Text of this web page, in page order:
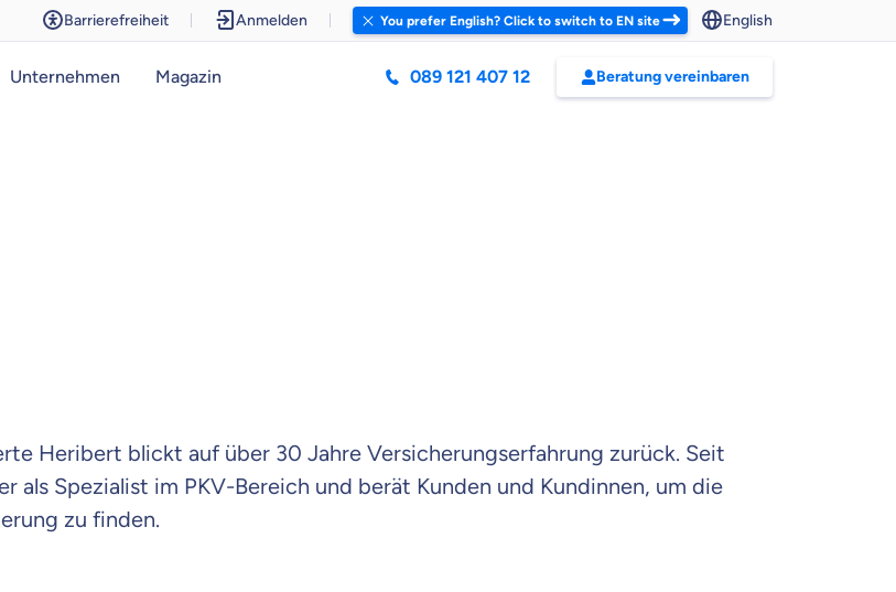
Barrierefreiheit Anmelden You prefer English? Click to switch to EN site English
Unternehmen Magazin 089 121 407 12 Beratung vereinbaren
Heribert blickt auf über 30 Jahre Versicherungserfahrung zurück. Seit
als Spezialist im PKV-Bereich und berät Kunden und Kundinnen, um die
zu finden.